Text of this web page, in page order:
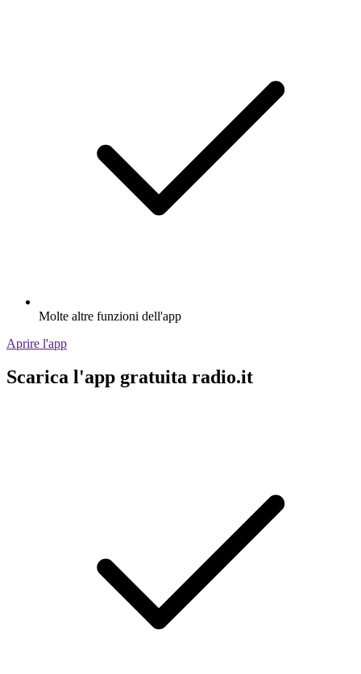
Molte altre funzioni dell'app
Aprire l'app
Scarica l'app gratuita radio.it